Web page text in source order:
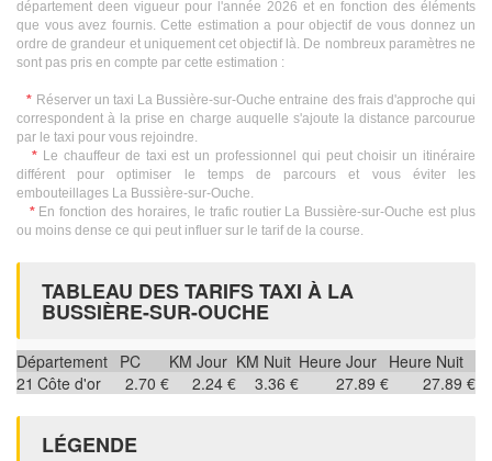
département deen vigueur pour l'année 2026 et en fonction des éléments
que vous avez fournis. Cette estimation a pour objectif de vous donnez un
ordre de grandeur et uniquement cet objectif là. De nombreux paramètres ne
sont pas pris en compte par cette estimation :
* Réserver un taxi La Bussière-sur-Ouche entraine des frais d'approche qui
correspondent à la prise en charge auquelle s'ajoute la distance parcourue
par le taxi pour vous rejoindre.
* Le chauffeur de taxi est un professionnel qui peut choisir un itinéraire
différent pour optimiser le temps de parcours et vous éviter les
embouteillages La Bussière-sur-Ouche.
*En fonction des horaires, le trafic routier La Bussière-sur-Ouche est plus
ou moins dense ce qui peut influer sur le tarif de la course.
TABLEAU DES TARIFS TAXI À LA
BUSSIÈRE-SUR-OUCHE
Département PC KM Jour KM Nuit Heure Jour Heure Nuit
21 Côte d'or 2.70 € 2.24 € 3.36 € 27.89 € 27.89 €
LÉGENDE